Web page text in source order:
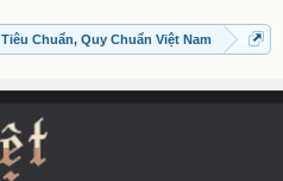
Tiêu Chuẩn, Quy Chuẩn Việt Nam